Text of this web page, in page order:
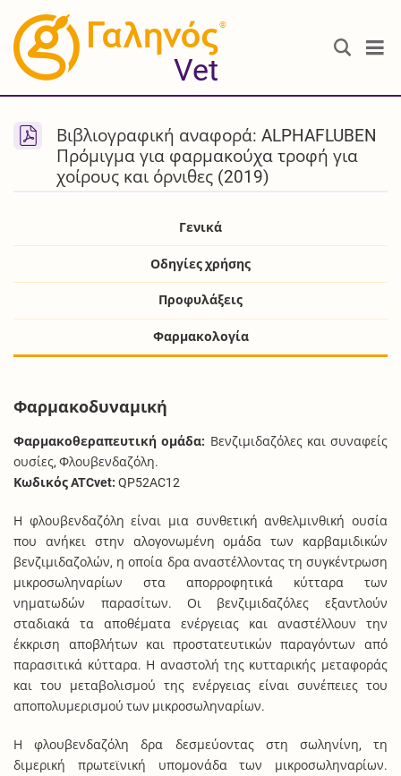
®
Vet
Βιβλιογραφική αναφορά: ALPHAFLUBEN
Πρόμιγμα για φαρμακούχα τροφή για
χοίρους και όρνιθες (2019)
Γενικά
Οδηγίες χρήσης
Προφυλάξεις
Φαρμακολογία
Φαρμακοδυναμική
Φαρμακοθεραπευτική ομάδα: Βενζιμιδαζόλες και συναφείς
ουσίες, Φλουβενδαζόλη.
Κωδικός ATCvet: QP52AC12
Η φλουβενδαζόλη είναι μια συνθετική ανθελμινθική ουσία
που ανήκει στην αλογονωμένη ομάδα των καρβαμιδικών
βενζιμιδαζολών, η οποία δρα αναστέλλοντας τη συγκέντρωση
μικροσωληναρίων στα απορροφητικά κύτταρα των
νηματωδών παρασίτων. Οι βενζιμιδαζόλες εξαντλούν
σταδιακά τα αποθέματα ενέργειας και αναστέλλουν την
έκκριση αποβλήτων και προστατευτικών παραγόντων από
παρασιτικά κύτταρα. Η αναστολή της κυτταρικής μεταφοράς
και του μεταβολισμού της ενέργειας είναι συνέπειες του
αποπολυμερισμού των μικροσωληναρίων.
Η φλουβενδαζόλη δρα δεσμεύοντας στη σωληνίνη, τη
διμερική πρωτεϊνική υπομονάδα των μικροσωληναρίων.